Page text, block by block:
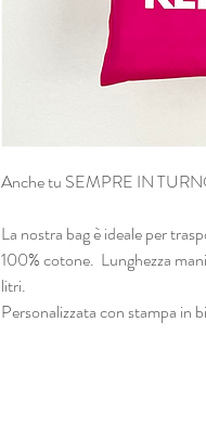
Anche tu SEMPRE IN
La nostra bag è ideale per
100% cotone. Lunghezza
litri.
Personalizzata con stampa in